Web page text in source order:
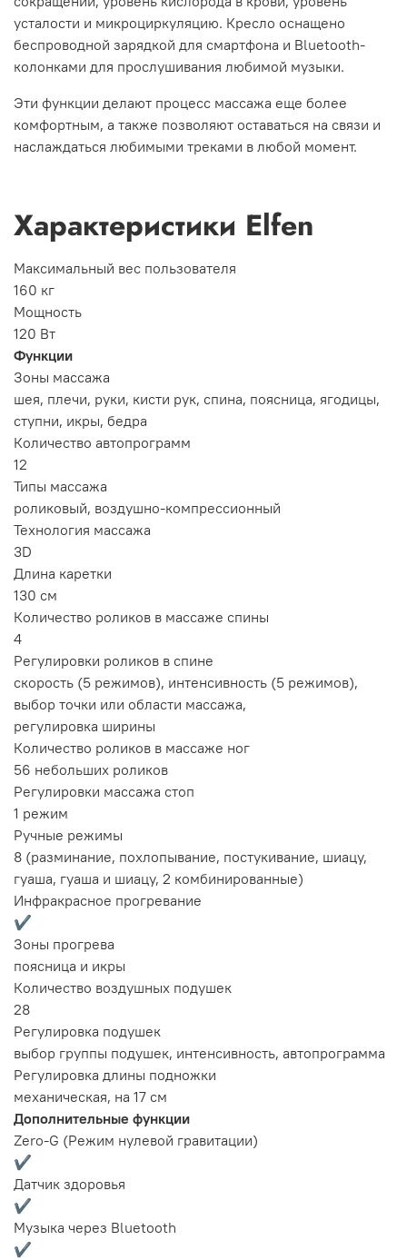
усталости и микроциркуляцию. Кресло оснащено
беспроводной зарядкой для смартфона и Bluetooth-
колонками для прослушивания любимой музыки.
Эти функции делают процесс массажа еще более
комфортным, а также позволяют оставаться на связи и
наслаждаться любимыми треками в любой момент.
Характеристики Elfen
Максимальный вес пользователя
160 кг
Мощность
120 Вт
Функции
Зоны массажа
шея, плечи, руки, кисти рук, спина, поясница, ягодицы,
ступни, икры, бедра
Количество автопрограмм
12
Типы массажа
роликовый, воздушно-компрессионный
Технология массажа
3D
Длина каретки
130 см
Количество роликов в массаже спины
4
Регулировки роликов в спине
скорость (5 режимов), интенсивность (5 режимов),
выбор точки или области массажа,
регулировка ширины
Количество роликов в массаже ног
56 небольших роликов
Регулировки массажа стоп
1 режим
Ручные режимы
8 (разминание, похлопывание, постукивание, шиацу,
гуаша, гуаша и шиацу, 2 комбинированные)
Инфракрасное прогревание
✔
Зоны прогрева
поясница и икры
Количество воздушных подушек
28
Регулировка подушек
выбор группы подушек, интенсивность, автопрограмма
Регулировка длины подножки
механическая, на 17 см
Дополнительные функции
Zero-G (Режим нулевой гравитации)
✔
Датчик здоровья
✔
Музыка через Bluetooth
✔